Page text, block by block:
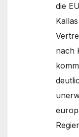
die
nach